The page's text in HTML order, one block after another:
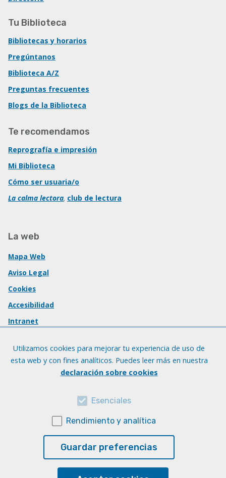
Tu Biblioteca
Bibliotecas y horarios
Pregúntanos
Biblioteca A/Z
Preguntas frecuentes
Blogs de la Biblioteca
Te recomendamos
Reprografía e impresión
Mi Biblioteca
Cómo ser usuaria/o
La calma lectora, club de lectura
La web
Mapa Web
Aviso Legal
Cookies
Accesibilidad
Intranet
Utilizamos cookies para mejorar tu experiencia de uso de
esta web y con fines analíticos. Puedes leer más en nuestra
declaración sobre cookies
Esenciales
Rendimiento y analítica
Guardar preferencias